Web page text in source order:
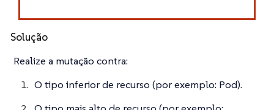
Solução
Realize a mutação contra:
O tipo inferior de recurso (por exemplo: Pod).